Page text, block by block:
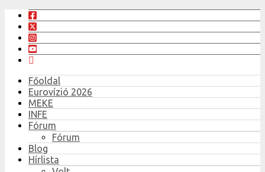
Főoldal
Eurovízió 2026
MEKE
INFE
Fórum
Fórum
Blog
Hírlista